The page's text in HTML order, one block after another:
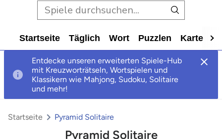
Startseite Täglich Wort Puzzlen Karte
Entdecke unseren erweiterten Spiele-Hub
mit Kreuzworträtseln, Wortspielen und
Klassikern wie Mahjong, Sudoku, Solitaire
und mehr!
Pyramid Solitaire
Startseite Pyramid Solitaire